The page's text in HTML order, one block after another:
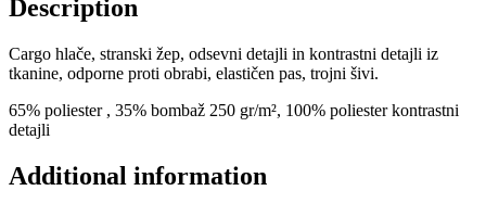
Description
Cargo hlače, stranski žep, odsevni detajli in kontrastni detajli iz
tkanine, odporne proti obrabi, elastičen pas, trojni šivi.
65% poliester , 35% bombaž 250 gr/m², 100% poliester kontrastni
detajli
Additional information